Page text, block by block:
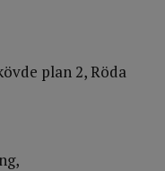
plan 2, Röda